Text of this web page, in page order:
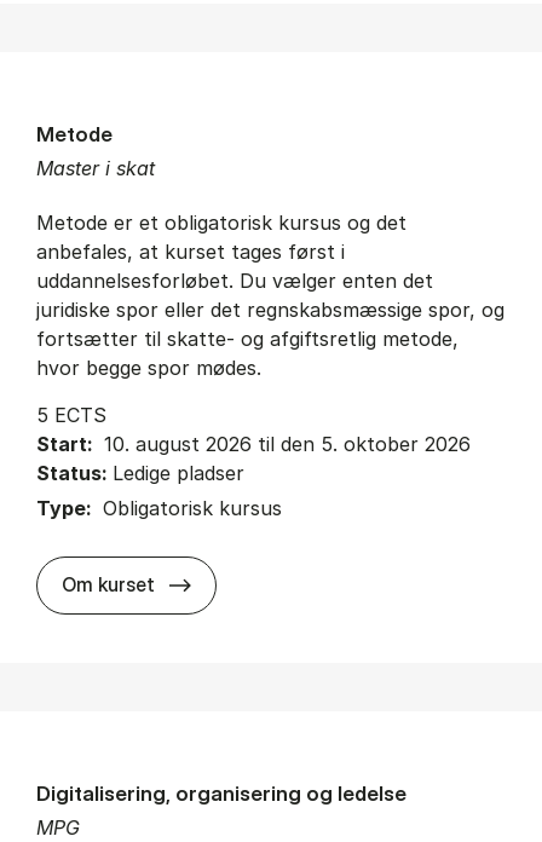
Master i skat
Metode
Metode er et obligatorisk kursus og det
anbefales, at kurset tages først i
uddannelsesforløbet. Du vælger enten det
juridiske spor eller det regnskabsmæssige spor, og
fortsætter til skatte- og afgiftsretlig metode,
hvor begge spor mødes.
5 ECTS
Start: 10. august 2026 til den 5. oktober 2026
Status: Ledige pladser
Type: Obligatorisk kursus
Om kurset about
MPG
Digitalisering, organisering og ledelse